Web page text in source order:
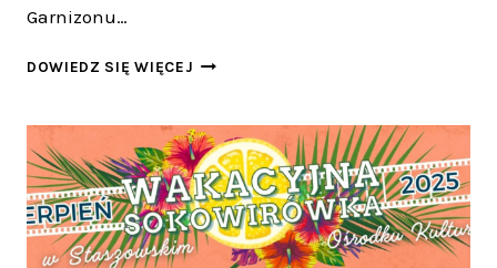
Garnizonu…
DOWIEDZ SIĘ WIĘCEJ ŚWIĘTO
KOŃSKICH